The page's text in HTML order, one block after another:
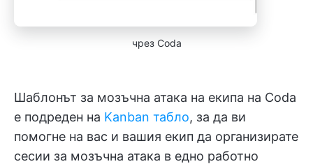
чрез Coda
Шаблонът за мозъчна атака на екипа на Coda
е подреден на Kanban табло, за да ви
помогне на вас и вашия екип да организирате
сесии за мозъчна атака в едно работно